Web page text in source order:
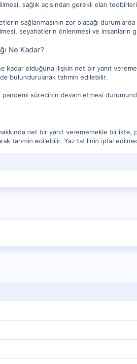
sağlık açısından gerekli olan
sağlanmasının zor olacağı
seyahatlerin önlenmesi ve insanların
Ne Kadar?
kadar olduğuna ilişkin net bir yanıt
bulundurularak tahmin edilebilir.
pandemi sürecinin devam etmesi
net bir yanıt verememekle
tahmin edilebilir. Yaz tatilinin iptal